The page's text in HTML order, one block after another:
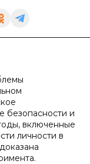
безопасности и
включенные
личности в